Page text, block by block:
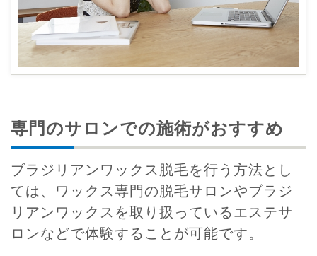
専門のサロンでの施術がおすすめ
ブラジリアンワックス脱毛を行う方法とし
ては、ワックス専門の脱毛サロンやブラジ
リアンワックスを取り扱っているエステサ
ロンなどで体験することが可能です。